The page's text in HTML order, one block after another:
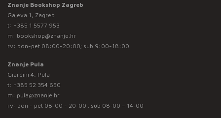
Znanje Bookshop Zagreb
Gajeva 1, Zagreb
t: +385 1 5577 953
m: bookshop@znanje.hr
rv: pon-pet 08:00-20:00; sub 9:00-18:00
Znanje Pula
Giardini 4, Pula
t: +385 52 354 650
m: pula@znanje.hr
rv: pon - pet 08:00 - 20:00 ; sub 08:00 – 14:00